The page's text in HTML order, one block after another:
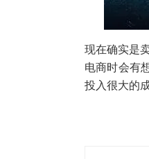
现在确实是
电商时会有
投入很大的